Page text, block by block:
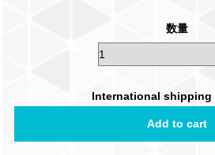
数量
International shipping
Add to cart